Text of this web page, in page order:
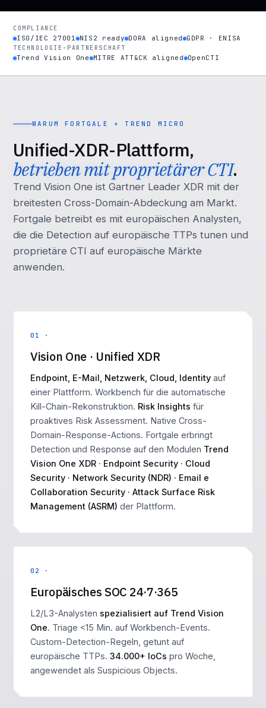
COMPLIANCE
ISO/IEC 27001 NIS2 ready DORA aligned GDPR · ENISA
TECHNOLOGIE-PARTNERSCHAFT
Trend Vision One MITRE ATT&CK aligned OpenCTI
WARUM FORTGALE + TREND MICRO
Unified-XDR-Plattform,
betrieben mit proprietärer CTI.
Trend Vision One ist Gartner Leader XDR mit der
breitesten Cross-Domain-Abdeckung am Markt.
Fortgale betreibt es mit europäischen Analysten,
die die Detection auf europäische TTPs tunen und
proprietäre CTI auf europäische Märkte
anwenden.
01 ·
Vision One · Unified XDR
Endpoint, E-Mail, Netzwerk, Cloud, Identity auf
einer Plattform. Workbench für die automatische
Kill-Chain-Rekonstruktion. Risk Insights für
proaktives Risk Assessment. Native Cross-
Domain-Response-Actions. Fortgale erbringt
Detection und Response auf den Modulen Trend
Vision One XDR · Endpoint Security · Cloud
Security · Network Security (NDR) · Email e
Collaboration Security · Attack Surface Risk
Management (ASRM) der Plattform.
02 ·
Europäisches SOC 24·7·365
L2/L3-Analysten spezialisiert auf Trend Vision
One. Triage <15 Min. auf Workbench-Events.
Custom-Detection-Regeln, getunt auf
europäische TTPs. 34.000+ IoCs pro Woche,
angewendet als Suspicious Objects.